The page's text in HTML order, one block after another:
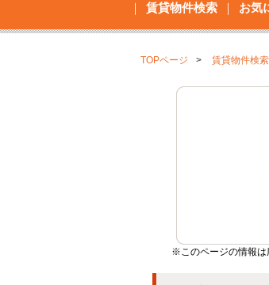
賃貸物件検索 お気
TOPページ 賃貸物件検索
※このページの情報は